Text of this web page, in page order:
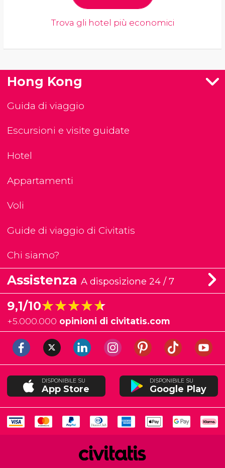
Trova gli hotel più economici
Hong Kong
Guida di viaggio
Escursioni e visite guidate
Hotel
Appartamenti
Voli
Guide di viaggio di Civitatis
Chi siamo?
Assistenza A disposizione 24 / 7
9,1/10★★★★★
★★★★★
+5.000.000 opinioni di civitatis.com
DISPONIBILE SU
App Store
DISPONIBILE SU
Google Play